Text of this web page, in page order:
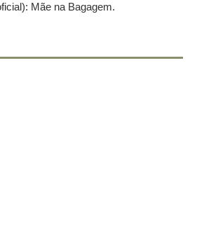
Mãe na Bagagem.